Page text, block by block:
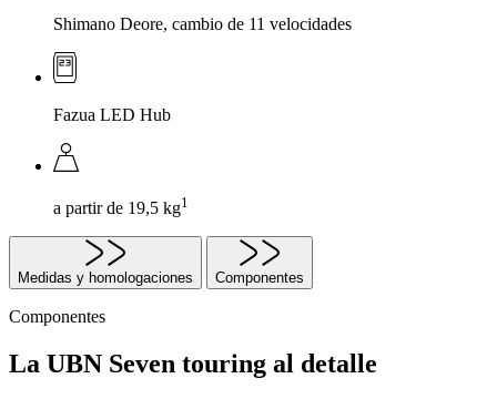
Shimano Deore, cambio de 11 velocidades
Fazua LED Hub
a partir de 19,5 kg1
Medidas y homologaciones Componentes
Componentes
La UBN Seven touring al detalle